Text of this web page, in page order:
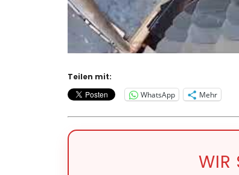
Teilen mit:
WhatsApp
Mehr
WIR